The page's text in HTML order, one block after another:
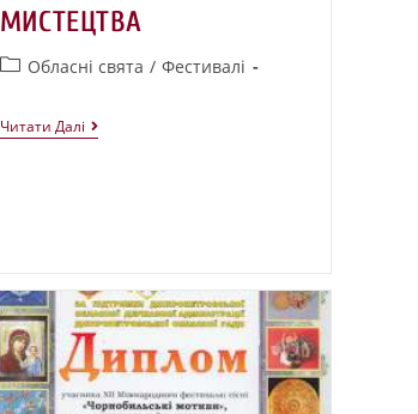
МИСТЕЦТВА
Обласні свята / Фестивалі
Читати Далі